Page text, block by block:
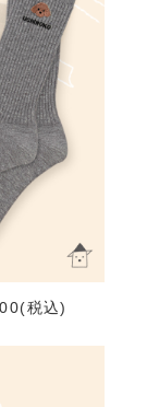
税込)